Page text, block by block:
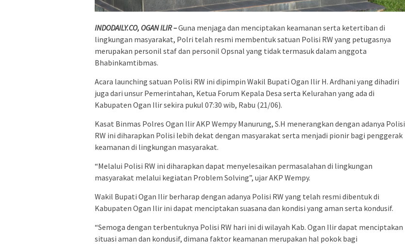
INDODAILY.CO, OGAN ILIR –Guna menjaga dan menciptakan keamanan serta ketertiban di
lingkungan masyarakat, Polri telah resmi membentuk satuan Polisi RW yang petugasnya
merupakan personil staf dan personil Opsnal yang tidak termasuk dalam anggota
Bhabinkamtibmas.
Acara launching satuan Polisi RW ini dipimpin Wakil Bupati Ogan Ilir H. Ardhani yang dihadiri
juga dari unsur Pemerintahan, Ketua Forum Kepala Desa serta Kelurahan yang ada di
Kabupaten Ogan Ilir sekira pukul 07:30 wib, Rabu (21/06).
Kasat Binmas Polres Ogan Ilir AKP Wempy Manurung, S.H menerangkan dengan adanya Polisi
RW ini diharapkan Polisi lebih dekat dengan masyarakat serta menjadi pionir bagi penggerak
keamanan di lingkungan masyarakat.
“Melalui Polisi RW ini diharapkan dapat menyelesaikan permasalahan di lingkungan
masyarakat melalui kegiatan Problem Solving”, ujar AKP Wempy.
Wakil Bupati Ogan Ilir berharap dengan adanya Polisi RW yang telah resmi dibentuk di
Kabupaten Ogan Ilir ini dapat menciptakan suasana dan kondisi yang aman serta kondusif.
“Semoga dengan terbentuknya Polisi RW hari ini di wilayah Kab. Ogan Ilir dapat menciptakan
situasi aman dan kondusif, dimana faktor keamanan merupakan hal pokok bagi